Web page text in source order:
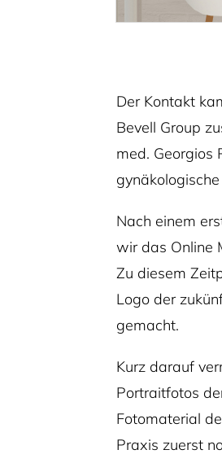
Der Kontakt
Bevell Group
med. Georgios
Nach einem
wir das Online
Zu diesem
Logo der
gemacht.
Kurz darauf
Portraitfotos
Fotomaterial
Praxis zuerst